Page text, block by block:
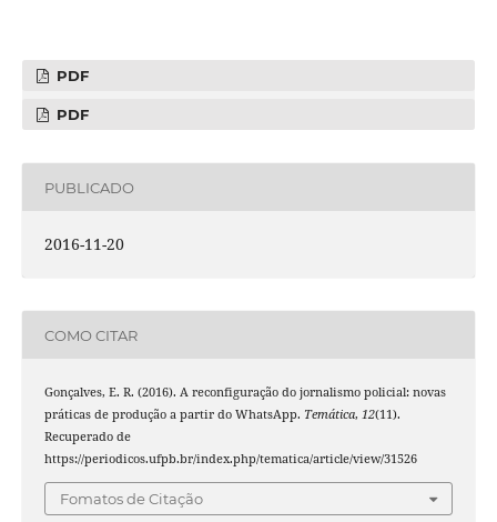
PDF
PDF
PUBLICADO
2016-11-20
COMO CITAR
Gonçalves, E. R. (2016). A reconfiguração do jornalismo policial: novas
práticas de produção a partir do WhatsApp. Temática, 12(11).
Recuperado de
https://periodicos.ufpb.br/index.php/tematica/article/view/31526
Fomatos de Citação